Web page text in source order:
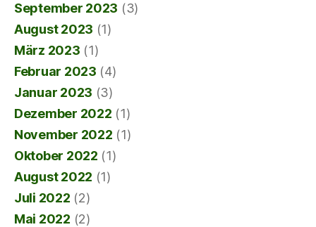
September 2023 (3)
August 2023 (1)
März 2023 (1)
Februar 2023 (4)
Januar 2023 (3)
Dezember 2022 (1)
November 2022 (1)
Oktober 2022 (1)
August 2022 (1)
Juli 2022 (2)
Mai 2022 (2)